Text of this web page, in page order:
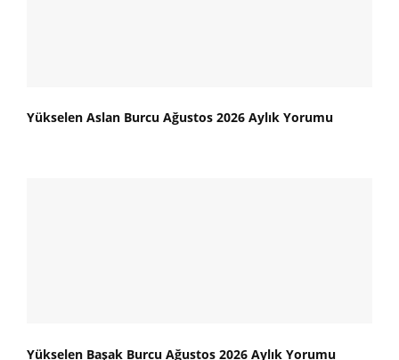
Yükselen Aslan Burcu Ağustos 2026 Aylık Yorumu
Yükselen Başak Burcu Ağustos 2026 Aylık Yorumu